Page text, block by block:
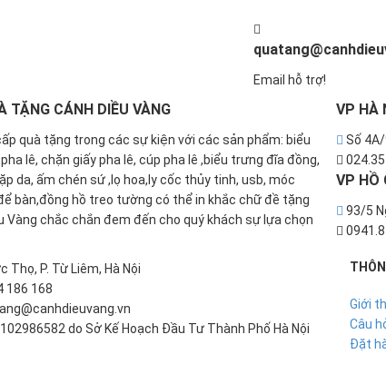
Email hỗ trợ!
TẶNG CÁNH DIỀU VÀNG
quà tặng trong các sự kiện với các sản phẩm: biểu
lê, chặn giấy pha lê, cúp pha lê ,biểu trưng đĩa đồng,
da, ấm chén sứ ,lọ hoa,ly cốc thủy tinh, usb, móc
bàn,đồng hồ treo tường có thể in khắc chữ đề tặng
Vàng chắc chắn đem đến cho quý khách sự lựa chọn
P. Từ Liêm, Hà Nội
186 168
do Sở Kế Hoạch Đầu Tư Thành Phố Hà Nội
VP HÀ
Số
VP HỒ
93/5
Giới
Câu
Đặt